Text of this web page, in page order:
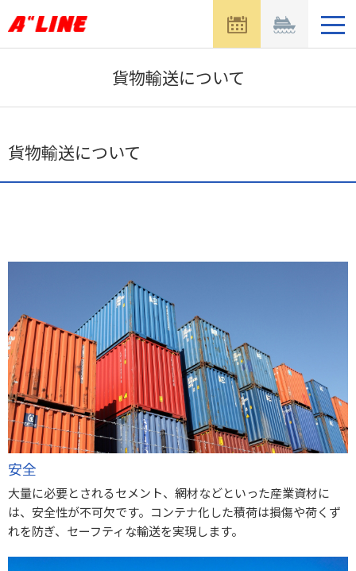
ュ
開
貨物輸送について
貨物輸送について
安全
大量に必要とされるセメント、網材などといった産業資材に
は、安全性が不可欠です。コンテナ化した積荷は損傷や荷くず
れを防ぎ、セーフティな輸送を実現します。